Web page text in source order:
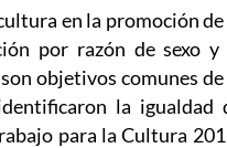
en la promoción de
por razón de sexo y
objetivos comunes de
la igualdad
para la Cultura